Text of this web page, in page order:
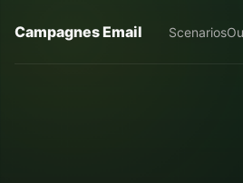
Campagnes Email Scenarios